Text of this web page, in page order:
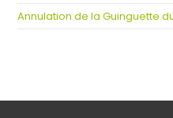
Annulation de la Guinguette